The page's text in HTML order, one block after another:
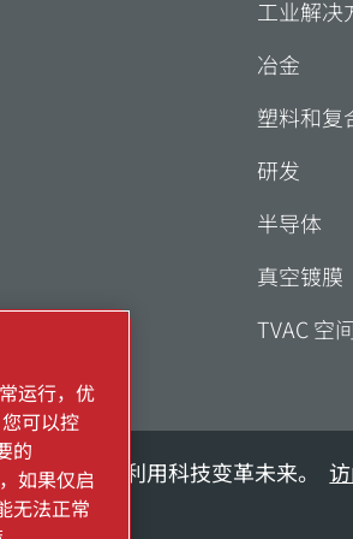
工业解决
冶金
塑料和复
研发
半导体
真空镀膜
TVAC 空
集团如何利用科技变革未来。
部分
运行，优
可以控
的
如果仅启
无法正常